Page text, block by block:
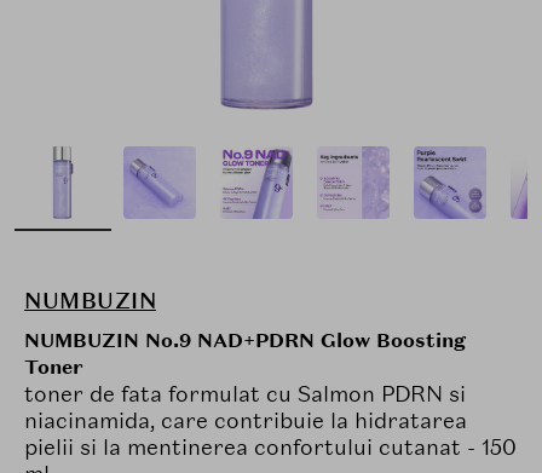
NUMBUZIN
NUMBUZIN No.9 NAD+PDRN Glow Boosting
Toner
toner de fata formulat cu Salmon PDRN si
niacinamida, care contribuie la hidratarea
pielii si la mentinerea confortului cutanat - 150